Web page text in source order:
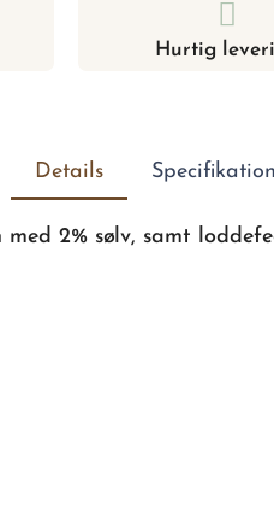
Hurtig
Details
2% sølv, samt